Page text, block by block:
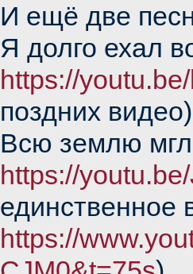
И ещё две
Я долго ехал
https://
поздних видео)
Всю землю
https://
единственное
https://